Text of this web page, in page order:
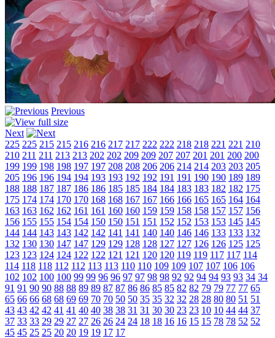
Previous
Next
225 225 215 215 216 216 217 217 222 222 218 218 221 221 210
210 211 211 213 213 202 202 209 209 207 207 201 201 200 200
199 199 198 198 197 197 208 208 206 206 214 214 203 203 205
205 196 196 194 194 193 193 192 192 191 191 190 190 189 189
188 188 187 187 186 186 185 185 184 184 183 183 182 182 175
175 174 174 170 170 168 168 167 167 166 166 165 165 164 164
163 163 162 162 161 161 160 160 159 159 158 158 157 157 156
156 155 155 154 154 150 150 151 151 152 152 153 153 145 145
144 144 143 143 142 142 141 141 140 140 146 146 133 133 132
132 130 130 147 147 129 129 128 128 127 127 126 126 125 125
123 123 124 124 122 122 121 121 120 120 119 119 117 117 114
114 118 118 112 112 113 113 110 110 109 109 107 107 106 106
102 102 100 100 99 99 96 96 97 97 98 98 92 92 94 94 93 93 34 34
91 91 90 90 88 88 89 89 87 87 86 86 85 85 82 82 79 79 77 77 65
65 66 66 68 68 69 69 70 70 50 50 35 35 32 32 28 28 80 80 51 51
43 43 42 42 41 41 40 40 38 38 31 31 30 30 23 23 10 10 44 44 37
37 33 33 29 29 27 27 26 26 24 24 18 18 16 16 15 15 78 78 52 52
45 45 25 25 20 20 19 19 17 17